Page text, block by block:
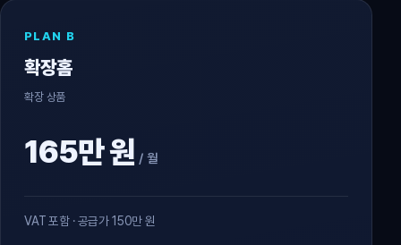
PLAN B
확장홈
확장 상품
165만 원 / 월
VAT 포함 · 공급가 150만 원